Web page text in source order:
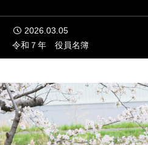
2026.03.05
令和７年 役員名簿